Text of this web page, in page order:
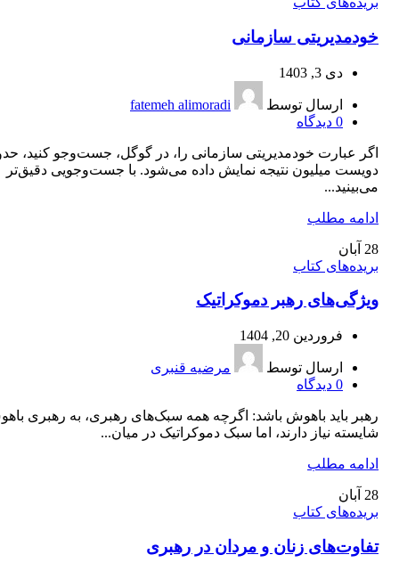
خودمديريتی سازمانی
دی 3, 1403
ارسال توسط
fatemeh alimoradi
0 دیدگاه
اگر عبارت خودمدیریتی سازمانی را، در گوگل، جست‌وجو کنید،
دویست میلیون نتیجه نمایش داده می‌شود. با جست‌‌وجویی دقیق‌تر
می‌بینید...
ادامه مطلب
28 آبان
بریده‌های کتاب
ویژگی‌های رهبر دموکراتیک
فروردین 20, 1404
ارسال توسط
مرضیه قنبری
0 دیدگاه
رهبر باید باهوش باشد: اگرچه همه سبک‌های رهبری، به رهبری
شایسته نیاز دارند، اما سبک دموکراتیک در میان...
ادامه مطلب
28 آبان
بریده‌های کتاب
تفاوت‌های زنان و مردان در رهبری